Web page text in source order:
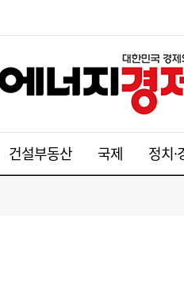
건설부동산 국제 정치·